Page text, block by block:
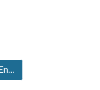
Techno Flash Chaine Energie